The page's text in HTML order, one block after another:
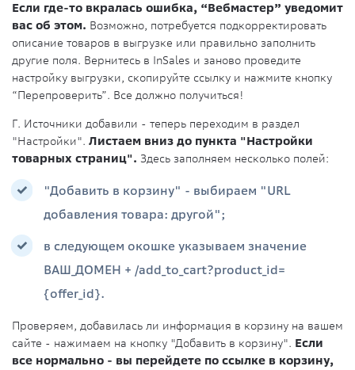
Если где-то вкралась ошибка, “Вебмастер” уведомит
вас об этом. Возможно, потребуется подкорректировать
описание товаров в выгрузке или правильно заполнить
другие поля. Вернитесь в InSales и заново проведите
настройку выгрузки, скопируйте ссылку и нажмите кнопку
“Перепроверить”. Все должно получиться!
Г. Источники добавили - теперь переходим в раздел
"Настройки". Листаем вниз до пункта "Настройки
товарных страниц". Здесь заполняем несколько полей:
"Добавить в корзину" - выбираем "URL
добавления товара: другой";
в следующем окошке указываем значение
ВАШ_ДОМЕН + /add_to_cart?product_id=
{offer_id}.
Проверяем, добавилась ли информация в корзину на вашем
сайте - нажимаем на кнопку "Добавить в корзину". Если
все нормально - вы перейдете по ссылке в корзину,